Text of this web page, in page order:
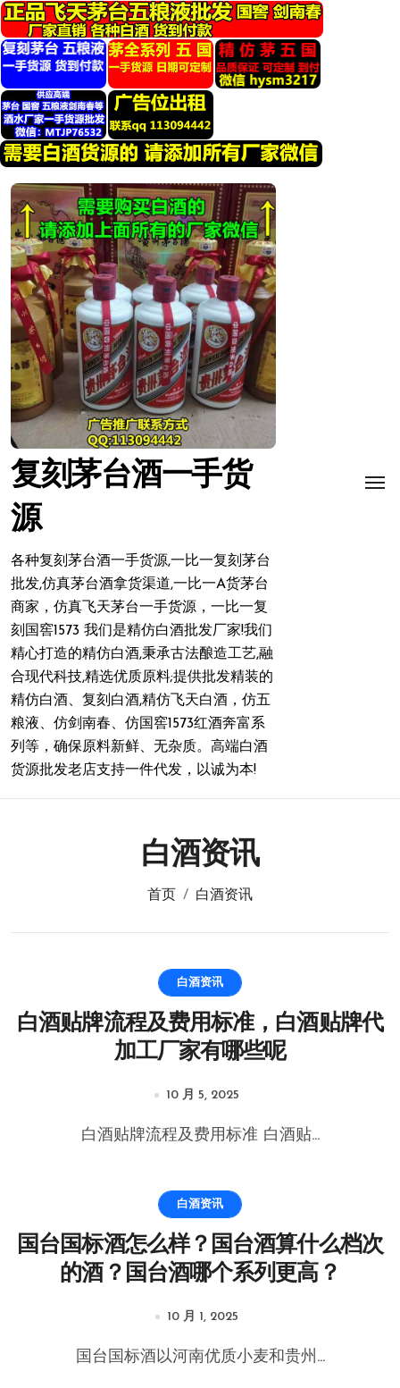
转
到
内
容
复刻茅台酒一手货
源
各种复刻茅台酒一手货源,一比一复刻茅台
批发,仿真茅台酒拿货渠道,一比一A货茅台
商家，仿真飞天茅台一手货源，一比一复
刻国窖1573 我们是精仿白酒批发厂家!我们
精心打造的精仿白酒,秉承古法酿造工艺,融
合现代科技,精选优质原料;提供批发精装的
精仿白酒、复刻白酒,精仿飞天白酒，仿五
粮液、仿剑南春、仿国窖1573红酒奔富系
列等，确保原料新鲜、无杂质。高端白酒
货源批发老店支持一件代发，以诚为本!
白酒资讯
首页 白酒资讯
白酒资讯
白酒贴牌流程及费用标准，白酒贴牌代
加工厂家有哪些呢
10 月 5, 2025
白酒贴牌流程及费用标准 白酒贴...
白酒资讯
国台国标酒怎么样？国台酒算什么档次
的酒？国台酒哪个系列更高？
10 月 1, 2025
国台国标酒以河南优质小麦和贵州...